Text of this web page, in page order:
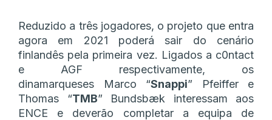
Reduzido a três jogadores, o projeto que entra
agora em 2021 poderá sair do cenário
finlandês pela primeira vez. Ligados a c0ntact
e AGF respectivamente, os
dinamarqueses Marco “Snappi” Pfeiffer e
Thomas “TMB” Bundsbæk interessam aos
ENCE e deverão completar a equipa de